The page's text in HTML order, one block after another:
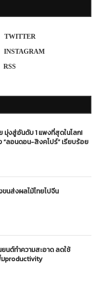
TWITTER
INSTAGRAM
RSS
มุ่งสู่อันดับ 1 แพงที่สุดในโลก!
“ลอนดอน-สิงคโปร์” เรียบร้อย
ขนส่งผลไม้ไทยไปจีน
นต์ทำความสะอาด ลดใช้
มproductivity